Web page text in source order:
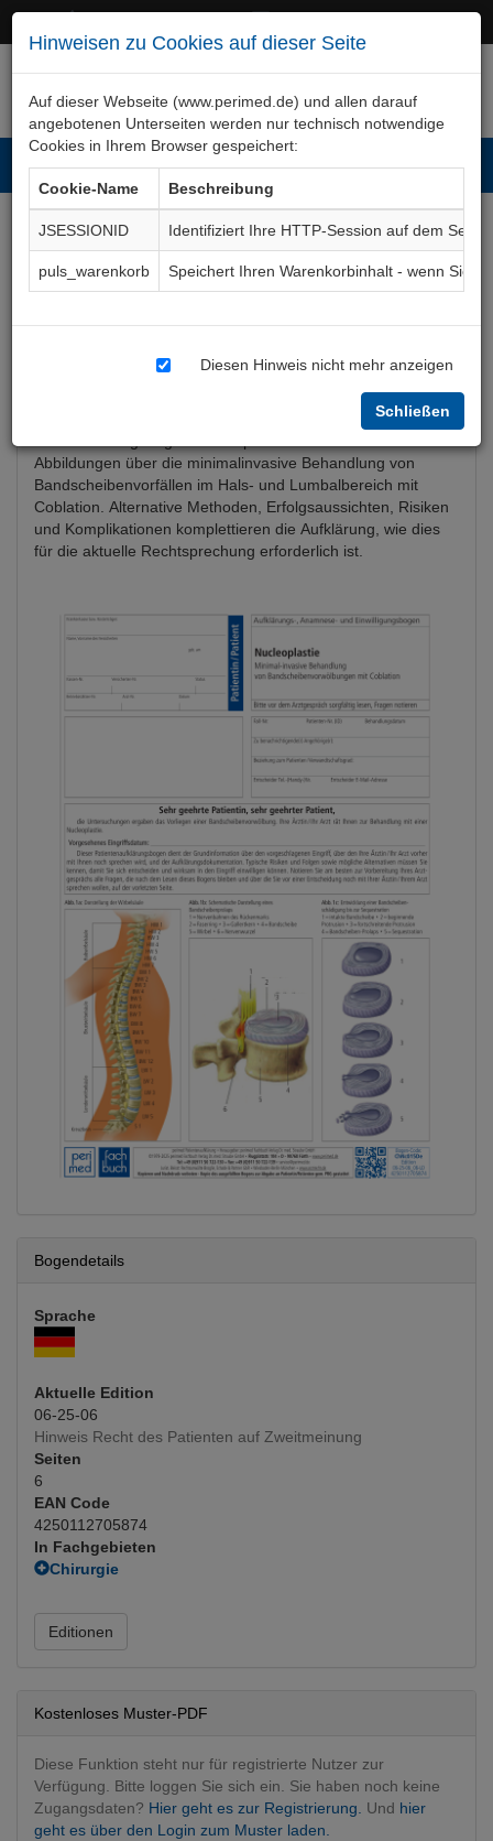
Hinweisen zu Cookies auf dieser Seite
Auf dieser Webseite (www.perimed.de) und allen darauf
angebotenen Unterseiten werden nur technisch notwendige
Cookies in Ihrem Browser gespeichert:
Cookie-Name
Beschreibung
JSESSIONID
Identifiziert Ihre HTTP-Session auf dem Server
puls_warenkorb
Speichert Ihren Warenkorbinhalt - wenn Sie
Diesen Hinweis nicht mehr anzeigen
Schließen
Nucleoplastie Aufklärungsbogen
Abbildungen über die minimalinvasive Behandlung von
Bandscheibenvorfällen im Hals- und Lumbalbereich mit
Coblation. Alternative Methoden, Erfolgsaussichten, Risiken
und Komplikationen komplettieren die Aufklärung, wie dies
für die aktuelle Rechtsprechung erforderlich ist.
Bogendetails
Sprache
Aktuelle Edition
06-25-06
Hinweis Recht des Patienten auf Zweitmeinung
Seiten
6
EAN Code
4250112705874
In Fachgebieten
Chirurgie
Unfallchirurgie
Orthopädie, Traumatologie
Editionen
Kostenloses Muster-PDF
Diese Funktion steht nur für registrierte Nutzer zur
Verfügung. Bitte loggen Sie sich ein. Sie haben noch keine
Zugangsdaten? Hier geht es zur Registrierung. Und hier
geht es über den Login zum Muster laden.